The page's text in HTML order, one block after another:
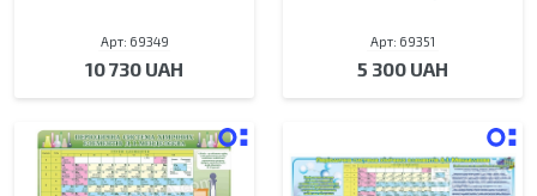
Арт: 69349
10 730 UAH
Арт: 69351
5 300 UAH